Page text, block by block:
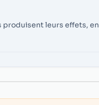
produisent leurs effets, en